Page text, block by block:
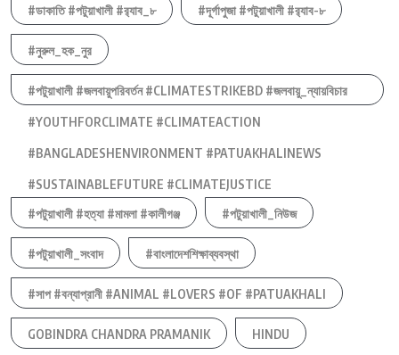
#ডাকাতি #পটুয়াখালী #র‍্যাব_৮
#দূর্গাপুজা #পটুয়াখালী #র‍্যাব-৮
#নুরুল_হক_নুর
#পটুয়াখালী #জলবায়ুপরিবর্তন #CLIMATESTRIKEBD #জলবায়ু_ন্যায়বিচার
#YOUTHFORCLIMATE #CLIMATEACTION
#BANGLADESHENVIRONMENT #PATUAKHALINEWS
#SUSTAINABLEFUTURE #CLIMATEJUSTICE
#পটুয়াখালী #হত্যা #মামলা #কালীগঞ্জ
#পটুয়াখালী_নিউজ
#পটুয়াখালী_সংবাদ #বাংলাদেশশিক্ষাব্যবস্থা
#সাপ #বন্যাপ্রানী #ANIMAL #LOVERS #OF #PATUAKHALI
GOBINDRA CHANDRA PRAMANIK HINDU